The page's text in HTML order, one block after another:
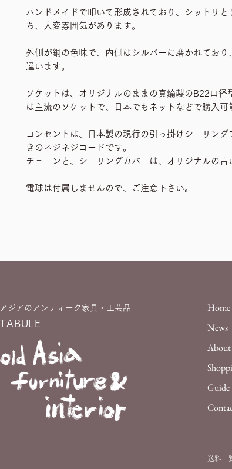
ハンドメイドで叩いて形成されており、シットリと
ち、大変雰囲気があります。
外側が銅の色味で、内側はシルバーに磨かれてお
違います。
ソケットは、オリジナルのままの真鍮製のB22口径
は主流のソケットで、日本でもネットなどで購入可
コンセントは、日本製の現行の引っ掛けシーリン
きのネジネジコードです。
チェーンと、シーリングカバーは、オリジナルの古
電球は付属しませんので、ご注意下さい。
アジアのアンティーク家具・工芸品
TABULE
Home
News
About
Guide
送料一